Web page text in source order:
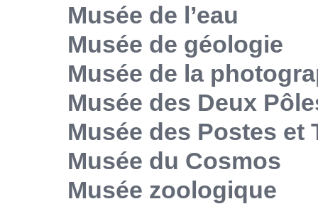
Musée de l’eau
Musée de géologie
Musée de la
Musée des Deux
Musée des Postes
Musée du Cosmos
Musée zoologique